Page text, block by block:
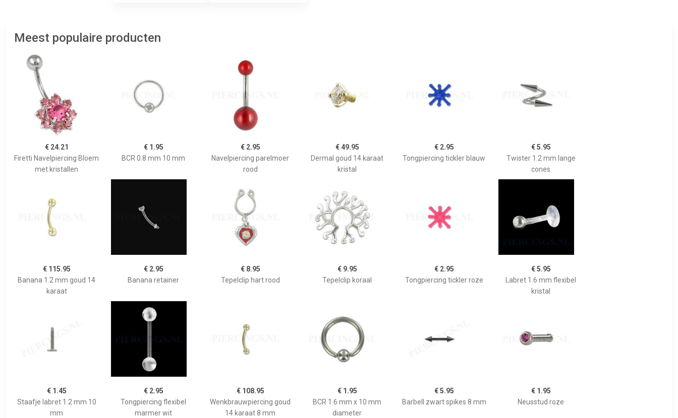
Meest populaire producten
€ 24.21
Firetti Navelpiercing Bloem
met kristallen
€ 1.95
BCR 0.8 mm 10 mm
€ 2.95
Navelpiercing parelmoer
rood
€ 49.95
Dermal goud 14 karaat
kristal
€ 2.95
Tongpiercing tickler blauw
€ 5.95
Twister 1.2 mm lange
cones
€ 115.95
Banana 1.2 mm goud 14
karaat
€ 2.95
Banana retainer
€ 8.95
Tepelclip hart rood
€ 9.95
Tepelclip koraal
€ 2.95
Tongpiercing tickler roze
€ 5.95
Labret 1.6 mm flexibel
kristal
€ 1.45
Staafje labret 1.2 mm 10
mm
€ 2.95
Tongpiercing flexibel
marmer wit
€ 108.95
Wenkbrauwpiercing goud
14 karaat 8 mm
€ 1.95
BCR 1.6 mm x 10 mm
diameter
€ 5.95
Barbell zwart spikes 8 mm
€ 1.95
Neusstud roze